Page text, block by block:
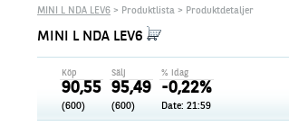
Futures
Turbos
produkter
+
plocken
information
MINI L NDA LEV6 > Produktlista > Produktdetaljer
MINI L NDA LEV6
Köp
90,55
(600)
Sälj
95,49
(600)
% idag
-0,22%
Date: 21:59